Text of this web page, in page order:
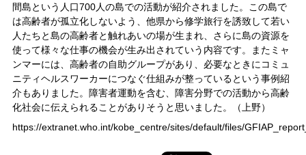
間島という人口700人の島での活動が紹介されました。この島で
は高齢者が孤立化しないよう、他県から修学旅行を誘致して若い
人たちと島の高齢者と触れあいの場が生まれ、さらに島の資源を
使って様々な仕事の機会が生み出されていう内容です。またミャ
ンマーには、高齢者の自助グループがあり、必要なときにコミュ
ニティヘルスワーカーにつなぐ仕組みが整っているという事例紹
介もありました。障害者運動を含む、障害分野での活動から高齢
化社会に伝えられることがありそうと思いました。（上野）
https://extranet.who.int/kobe_centre/sites/default/files/